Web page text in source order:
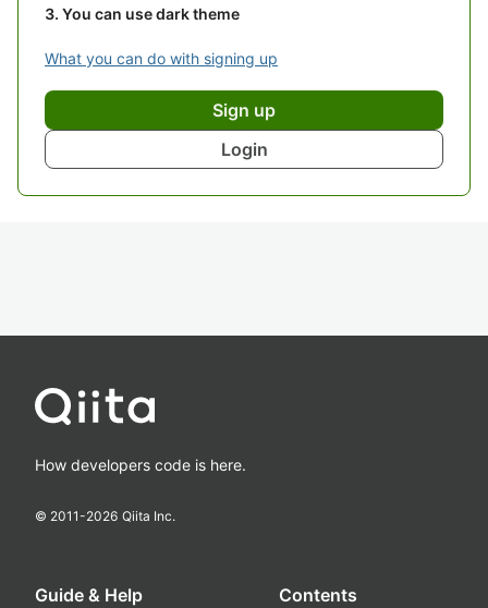
You can use dark theme
What you can do with signing up
Sign up
Login
How developers code is here.
© 2011-2026 Qiita Inc.
Guide & Help Contents